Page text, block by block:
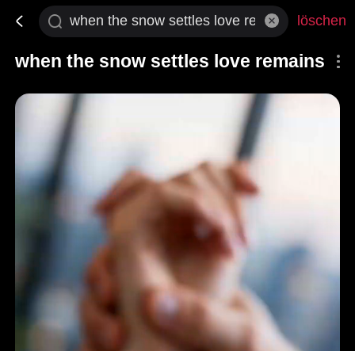
löschen
when the snow settles love remains